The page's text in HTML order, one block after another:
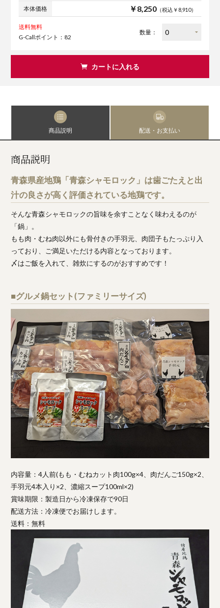
本体価格 ￥8,250（税込￥8,910）
送料無料
G-Callポイント：82
数量：
カートに入れる
商品説明 配送・お支払い
商品説明
青森県産地鶏「青森シャモロック」は歯ごたえと出
汁の良さが高く評価されている地鶏です。
そんな青森シャモロックの旨味を余すことなく味わえるのが
「鍋」。
もも肉・むね肉以外にも骨付きの手羽元、肉団子もたっぷり入
っており、ご満足いただける内容となっております。
〆はご飯を入れて、雑炊にするのがおすすめです！
■グルメ鍋セット(ファミリーサイズ)
内容量：4人前(もも・むねカット肉100g×4、肉だんご150g×2、
手羽元4本入り×2、濃縮スープ100ml×2)
賞味期限：製造日から冷凍保存で90日
配送方法：冷凍便でお届けします。
送料：無料